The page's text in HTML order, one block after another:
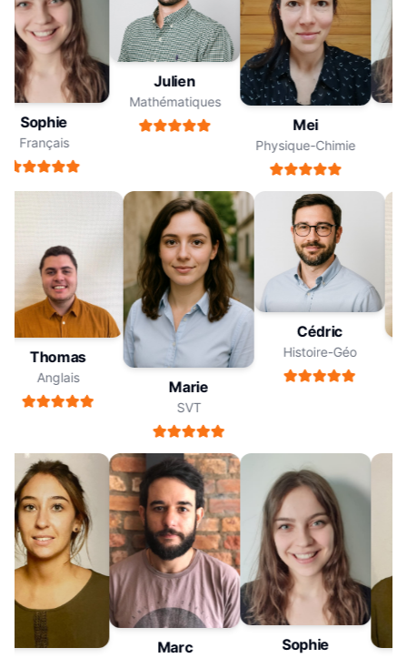
Sophie
Français
Julien
Mathématiques
Mei
Physique-Chimie
Thomas
Anglais
Marie
SVT
Cédric
Histoire-Géo
Marc Sophie